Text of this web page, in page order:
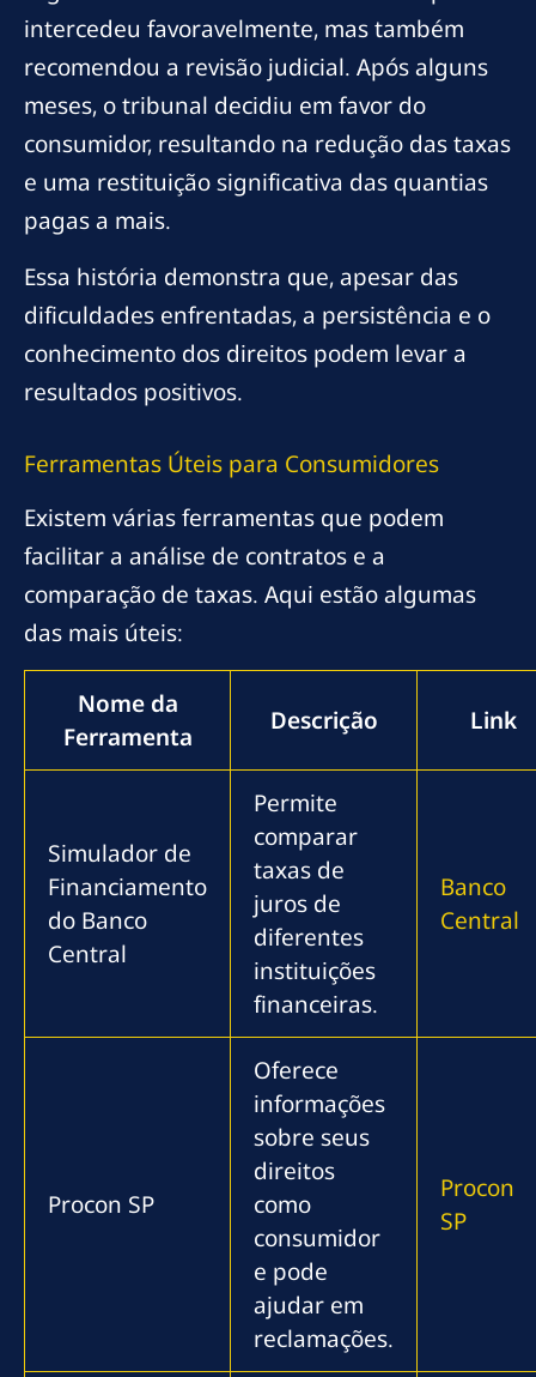
intercedeu favoravelmente, mas também
recomendou a revisão judicial. Após alguns
meses, o tribunal decidiu em favor do
consumidor, resultando na redução das taxas
e uma restituição significativa das quantias
pagas a mais.
Essa história demonstra que, apesar das
dificuldades enfrentadas, a persistência e o
conhecimento dos direitos podem levar a
resultados positivos.
Ferramentas Úteis para Consumidores
Existem várias ferramentas que podem
facilitar a análise de contratos e a
comparação de taxas. Aqui estão algumas
das mais úteis:
Nome da
Ferramenta
Descrição Link
Simulador de
Financiamento
do Banco
Central
Permite
comparar
taxas de
juros de
diferentes
instituições
financeiras.
Banco
Central
Procon SP
Oferece
informações
sobre seus
direitos
como
consumidor
e pode
ajudar em
reclamações.
Procon
SP